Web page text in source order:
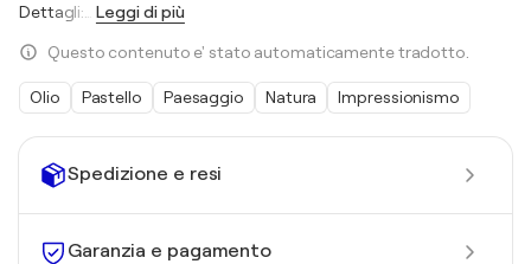
Spedizione e resi
Garanzia e pagamento
Dettagli:
Leggi di più
Questo contenuto e' stato automaticamente tradotto.
Olio Pastello Paesaggio Natura Impressionismo